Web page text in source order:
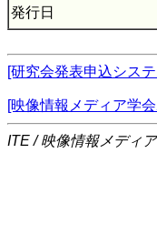
発行日
[研究会発表申込シス
[映像情報メディア学
ITE / 映像情報メディ